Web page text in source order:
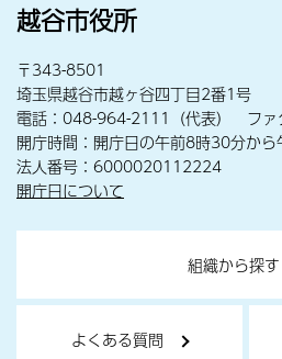
越谷市役所
〒343-8501
埼玉県越谷市越ヶ谷四丁目2番1号
電話：048-964-2111（代表） フ
開庁時間：開庁日の午前8時30分か
法人番号：6000020112224
開庁日について
組織から探す
よくある質問